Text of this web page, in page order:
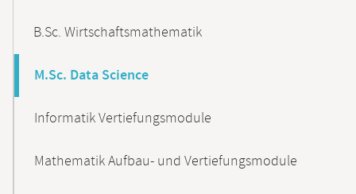
B.Sc. Wirtschaftsmathematik
M.Sc. Data Science
Informatik Vertiefungsmodule
Mathematik Aufbau- und Vertiefungsmodule